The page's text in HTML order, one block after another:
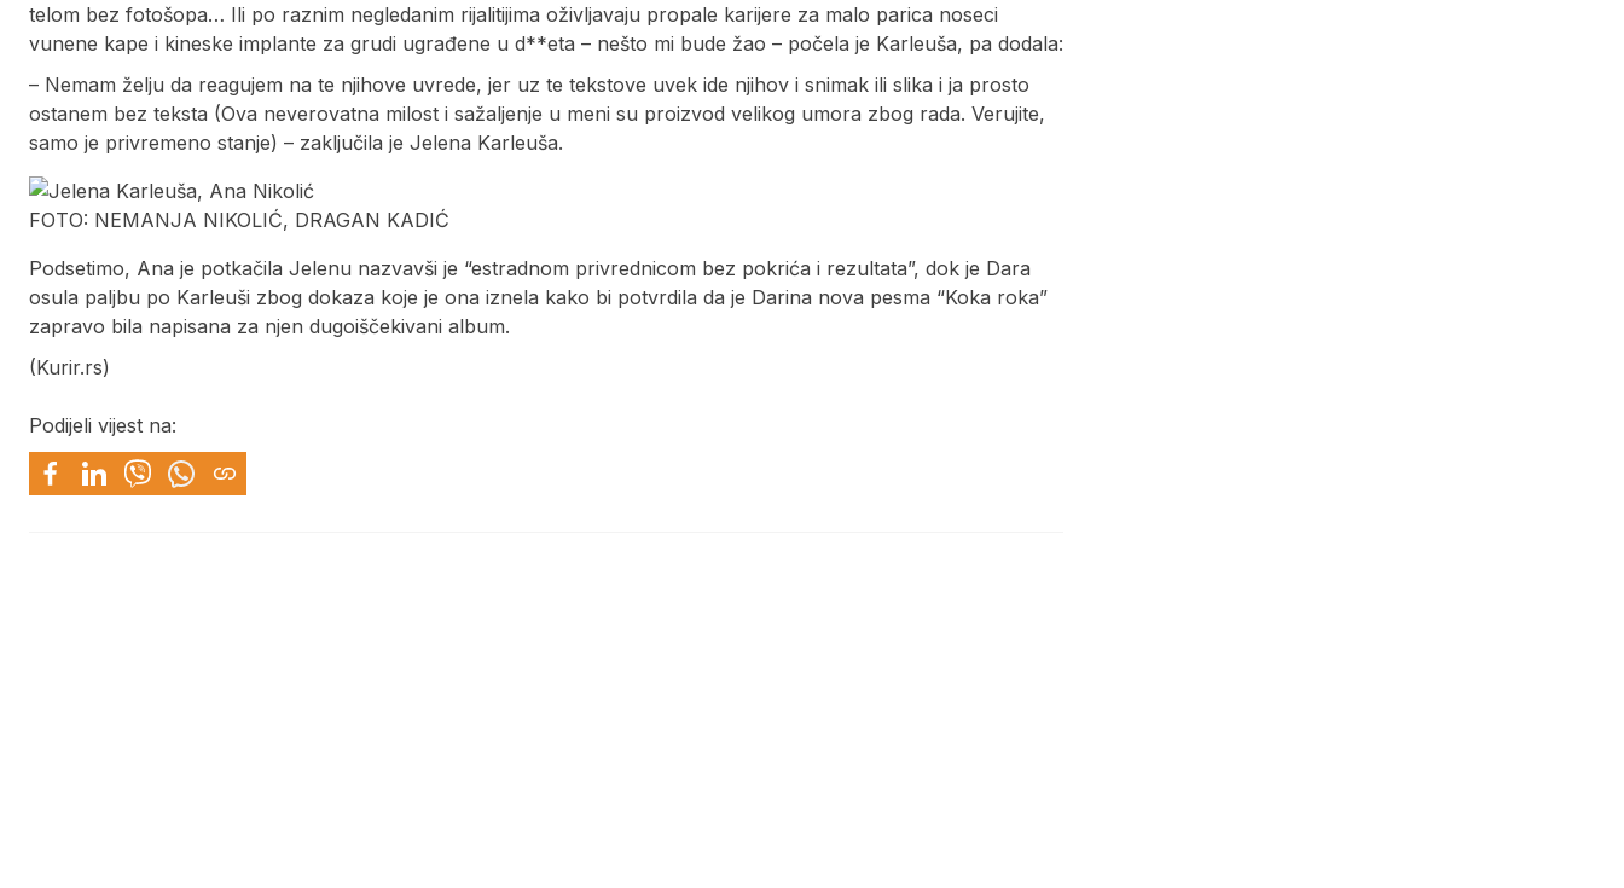
telom bez fotošopa… Ili po raznim negledanim rijalitijima oživljavaju propale karijere za malo parica noseci
vunene kape i kineske implante za grudi ugrađene u d**eta – nešto mi bude žao – počela je Karleuša, pa dodala:
– Nemam želju da reagujem na te njihove uvrede, jer uz te tekstove uvek ide njihov i snimak ili slika i ja prosto
ostanem bez teksta (Ova neverovatna milost i sažaljenje u meni su proizvod velikog umora zbog rada. Verujite,
samo je privremeno stanje) – zaključila je Jelena Karleuša.
FOTO: NEMANJA NIKOLIĆ, DRAGAN KADIĆ
Podsetimo, Ana je potkačila Jelenu nazvavši je “estradnom privrednicom bez pokrića i rezultata”, dok je Dara
osula paljbu po Karleuši zbog dokaza koje je ona iznela kako bi potvrdila da je Darina nova pesma “Koka roka”
zapravo bila napisana za njen dugoiščekivani album.
(Kurir.rs)
Podijeli vijest na: